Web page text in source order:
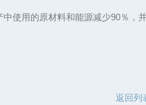
使用的原材料和能源减少90％
返回列